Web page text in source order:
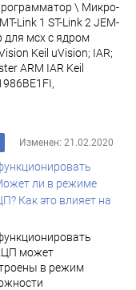
\ Микро-
Link 1 ST-Link 2 JEM-
для мсх с ядром
Keil uVision; IAR;
ARM IAR Keil
Изменен: 21.02.2020
ли в режиме
Как это влияет на
может
в режим